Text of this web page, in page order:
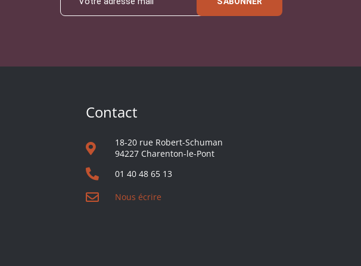
Contact
18-20 rue Robert-Schuman
94227 Charenton-le-Pont
01 40 48 65 13
Nous écrire